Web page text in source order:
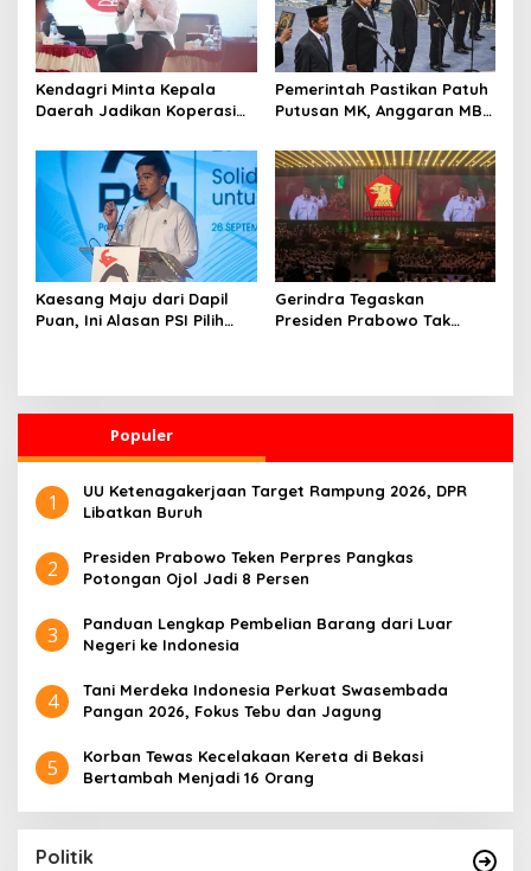
Kendagri Minta Kepala
Daerah Jadikan Koperasi
Ekonomi Desa
Pemerintah Pastikan Patuh
Putusan MK, Anggaran MBG
Pendidikan
Kaesang Maju dari Dapil
Puan, Ini Alasan PSI Pilih
Gerindra Tegaskan
Presiden Prabowo Tak
Populer
1
UU Ketenagakerjaan Target Rampung 2026, DPR
Libatkan Buruh
2
Presiden Prabowo Teken Perpres Pangkas
Potongan Ojol Jadi 8 Persen
3
Panduan Lengkap Pembelian Barang dari Luar
Negeri ke Indonesia
4
Tani Merdeka Indonesia Perkuat Swasembada
Pangan 2026, Fokus Tebu dan Jagung
5
Korban Tewas Kecelakaan Kereta di Bekasi
Bertambah Menjadi 16 Orang
Politik